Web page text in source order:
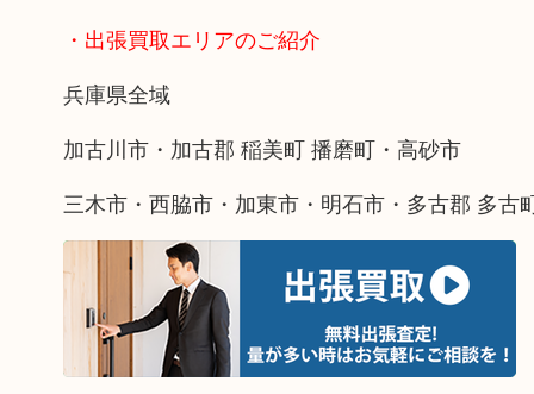
・出張買取エリアのご紹介
兵庫県全域
加古川市・加古郡 稲美町 播磨町・高砂市
三木市・西脇市・加東市・明石市・多古郡 多古